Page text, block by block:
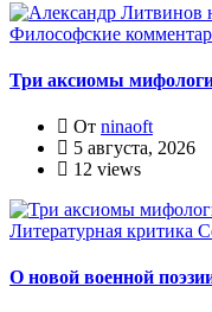
Философские
Три аксиомы
От ninaoft
5 августа, 2026
12 views
Литературная критика
О новой военной